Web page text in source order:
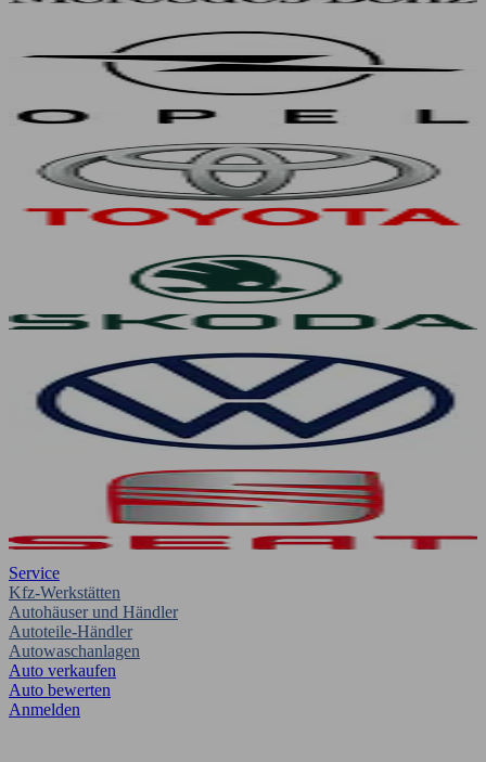
Service
Kfz-Werkstätten
Autohäuser und Händler
Autoteile-Händler
Autowaschanlagen
Auto verkaufen
Auto bewerten
Anmelden